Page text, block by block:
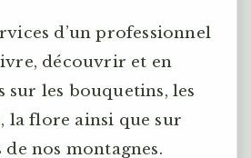
d’un professionnel
découvrir et en
sur les bouquetins, les
la flore ainsi que sur
de nos montagnes.